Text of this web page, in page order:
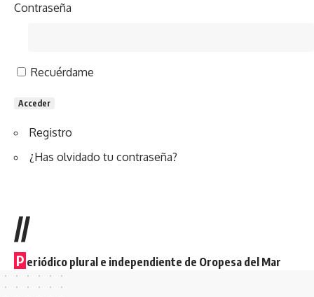
Contraseña
Recuérdame
Acceder
Registro
¿Has olvidado tu contraseña?
//
P eriódico plural e independiente de Oropesa del Mar